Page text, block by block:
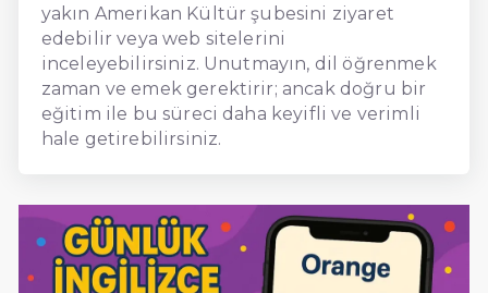
yakın Amerikan Kültür şubesini ziyaret
edebilir veya web sitelerini
inceleyebilirsiniz. Unutmayın, dil öğrenmek
zaman ve emek gerektirir; ancak doğru bir
eğitim ile bu süreci daha keyifli ve verimli
hale getirebilirsiniz.